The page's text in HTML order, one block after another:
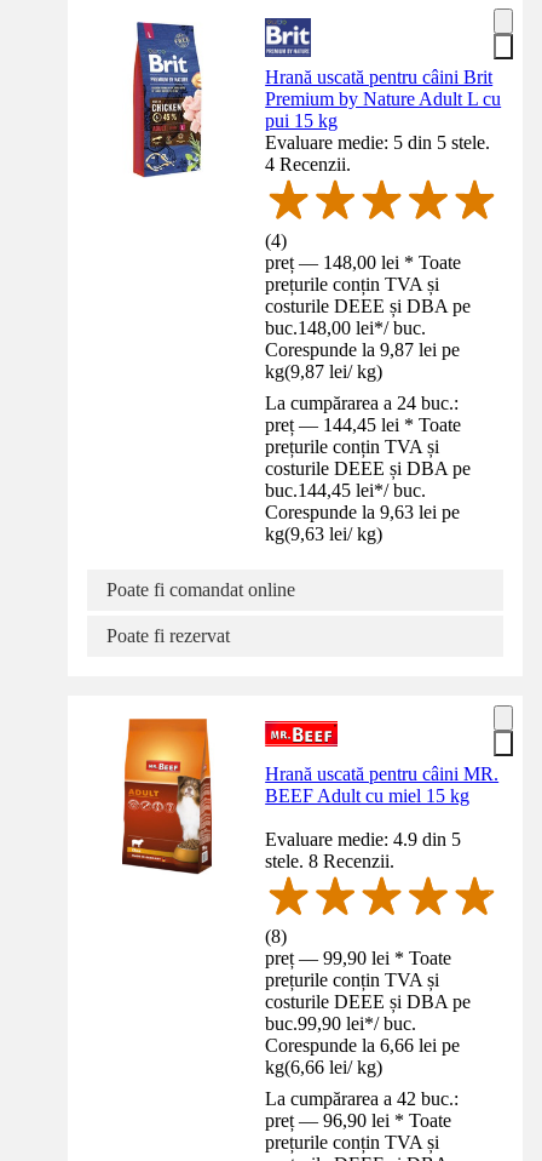
Hrană uscată pentru câini Brit
Premium by Nature Adult L cu
pui 15 kg
Evaluare medie: 5 din 5 stele.
4 Recenzii.
(4)
preț — 148,00 lei * Toate
prețurile conțin TVA și
costurile DEEE și DBA pe
buc.148,00 lei*/ buc.
Corespunde la 9,87 lei pe
kg(9,87 lei/ kg)
La cumpărarea a 24 buc.:
preț — 144,45 lei * Toate
prețurile conțin TVA și
costurile DEEE și DBA pe
buc.144,45 lei*/ buc.
Corespunde la 9,63 lei pe
kg(9,63 lei/ kg)
Poate fi comandat online
Poate fi rezervat
Hrană uscată pentru câini MR.
BEEF Adult cu miel 15 kg
Evaluare medie: 4.9 din 5
stele. 8 Recenzii.
(8)
preț — 99,90 lei * Toate
prețurile conțin TVA și
costurile DEEE și DBA pe
buc.99,90 lei*/ buc.
Corespunde la 6,66 lei pe
kg(6,66 lei/ kg)
La cumpărarea a 42 buc.:
preț — 96,90 lei * Toate
prețurile conțin TVA și